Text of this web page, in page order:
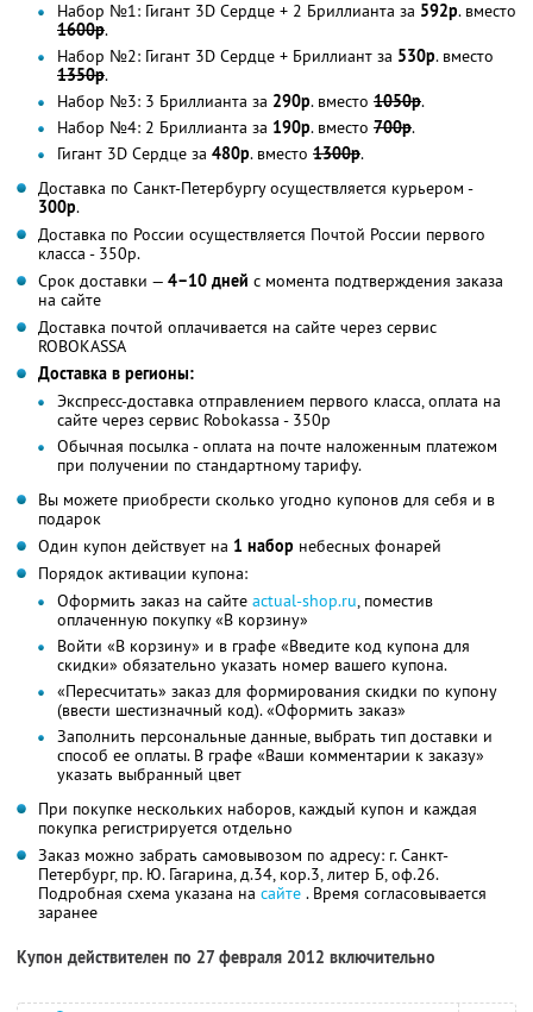
Набор №1: Гигант 3D Сердце + 2 Бриллианта за 592р. вместо
1600р.
Набор №2: Гигант 3D Сердце + Бриллиант за 530р. вместо
1350р.
Набор №3: 3 Бриллианта за 290р. вместо 1050р.
Набор №4: 2 Бриллианта за 190р. вместо 700р.
Гигант 3D Сердце за 480р. вместо 1300р.
Доставка по Санкт-Петербургу осуществляется курьером -
300р.
Доставка по России осуществляется Почтой России первого
класса - 350р.
Срок доставки — 4–10 дней с момента подтверждения заказа
на сайте
Доставка почтой оплачивается на сайте через сервис
ROBOKASSA
Доставка в регионы:
Экспресс-доставка отправлением первого класса, оплата на
сайте через сервис Robokassa - 350р
Обычная посылка - оплата на почте наложенным платежом
при получении по стандартному тарифу.
Вы можете приобрести сколько угодно купонов для себя и в
подарок
Один купон действует на 1 набор небесных фонарей
Порядок активации купона:
Оформить заказ на сайте actual-shop.ru, поместив
оплаченную покупку «В корзину»
Войти «В корзину» и в графе «Введите код купона для
скидки» обязательно указать номер вашего купона.
«Пересчитать» заказ для формирования скидки по купону
(ввести шестизначный код). «Оформить заказ»
Заполнить персональные данные, выбрать тип доставки и
способ ее оплаты. В графе «Ваши комментарии к заказу»
указать выбранный цвет
При покупке нескольких наборов, каждый купон и каждая
покупка регистрируется отдельно
Заказ можно забрать самовывозом по адресу: г. Санкт-
Петербург, пр. Ю. Гагарина, д.34, кор.3, литер Б, оф.26.
Подробная схема указана на сайте . Время согласовывается
заранее
Купон действителен по 27 февраля 2012 включительно